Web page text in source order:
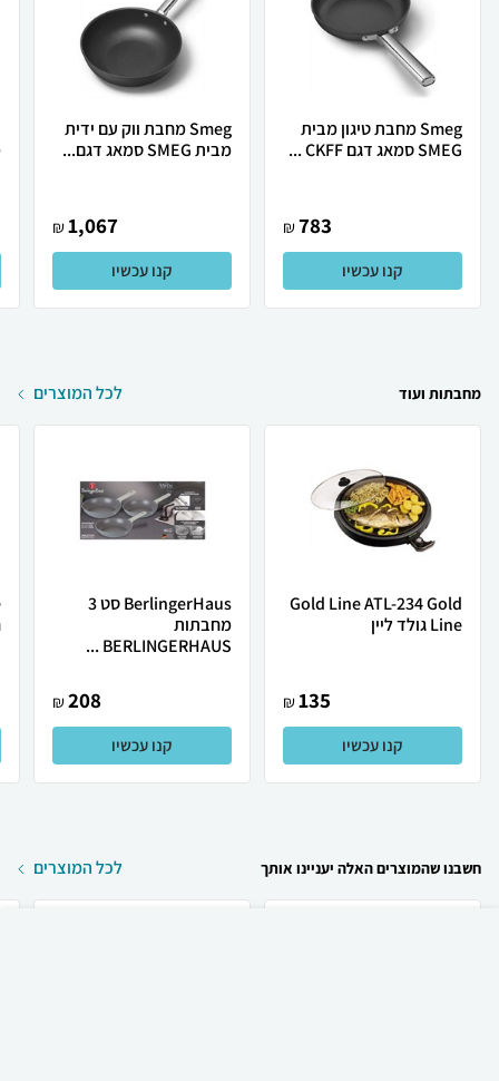
Smeg מחבת טיגון מבית
SMEG סמאג דגם CKFF ...
783
₪
קנו עכשיו
Smeg מחבת ווק עם ידית
מבית SMEG סמאג דגם...
1,067
₪
קנו עכשיו
מחבתות ועוד לכל המוצרים
Gold Line ATL-234 Gold
Line גולד ליין
135
₪
קנו עכשיו
BerlingerHaus סט 3
מחבתות
BERLINGERHAUS ...
208
₪
קנו עכשיו
חשבנו שהמוצרים האלה יעניינו אותך לכל המוצרים